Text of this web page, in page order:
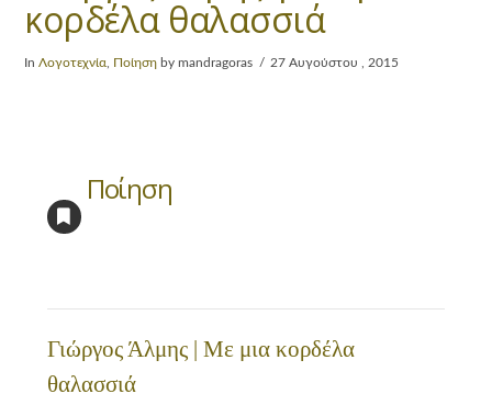
κορδέλα θαλασσιά
InΛογοτεχνία Ποίηση by mandragoras 27 Αυγούστου , 2015
Ποίηση
Γιώργος Άλμης | Με μια κορδέλα
θαλασσιά